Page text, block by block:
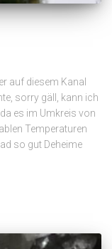
auf diesem Kanal
sorry gäll, kann ich
es im Umkreis von
Temperaturen
so gut Deheime